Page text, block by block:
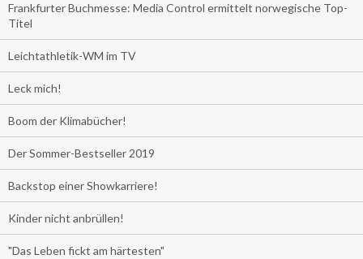
Frankfurter Buchmesse: Media Control ermittelt norwegische Top-
Titel
Leichtathletik-WM im TV
Leck mich!
Boom der Klimabücher!
Der Sommer-Bestseller 2019
Backstop einer Showkarriere!
Kinder nicht anbrüllen!
"Das Leben fickt am härtesten"